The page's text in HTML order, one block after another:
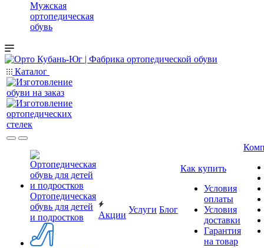
Мужская
ортопедическая
обувь
Каталог
Ортопедическая
обувь для детей
и подростков
Акции
Услуги Блог
Как купить
Условия
оплаты
Условия
доставки
Гарантия
на товар